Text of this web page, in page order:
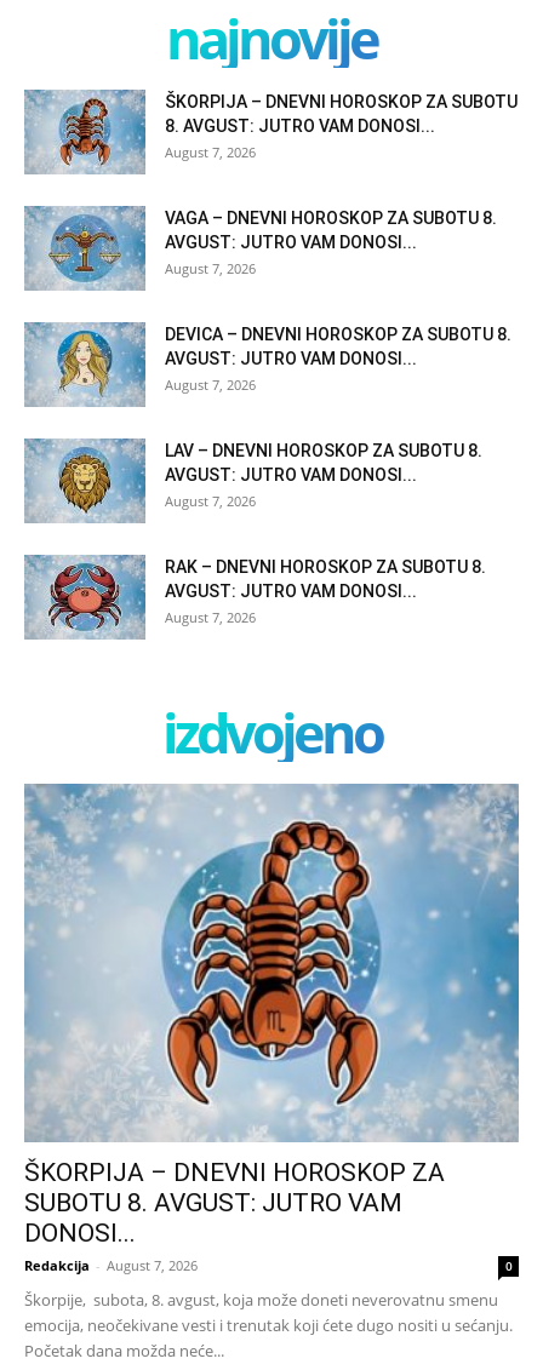
najnovije
ŠKORPIJA – DNEVNI HOROSKOP ZA SUBOTU
8. AVGUST: JUTRO VAM DONOSI...
August 7, 2026
VAGA – DNEVNI HOROSKOP ZA SUBOTU 8.
AVGUST: JUTRO VAM DONOSI...
August 7, 2026
DEVICA – DNEVNI HOROSKOP ZA SUBOTU 8.
AVGUST: JUTRO VAM DONOSI...
August 7, 2026
LAV – DNEVNI HOROSKOP ZA SUBOTU 8.
AVGUST: JUTRO VAM DONOSI...
August 7, 2026
RAK – DNEVNI HOROSKOP ZA SUBOTU 8.
AVGUST: JUTRO VAM DONOSI...
August 7, 2026
izdvojeno
ŠKORPIJA – DNEVNI HOROSKOP ZA
SUBOTU 8. AVGUST: JUTRO VAM
DONOSI...
Redakcija - August 7, 2026 0
Škorpije, subota, 8. avgust, koja može doneti neverovatnu smenu
emocija, neočekivane vesti i trenutak koji ćete dugo nositi u sećanju.
Početak dana možda neće...